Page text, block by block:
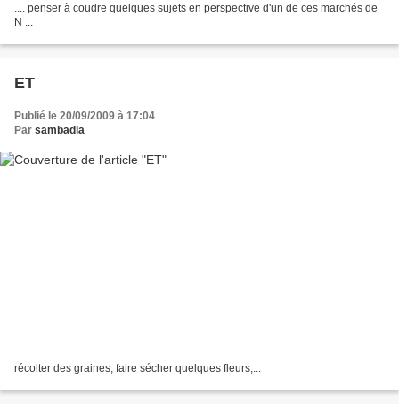
.... penser à coudre quelques sujets en perspective d'un de ces marchés de
N ...
ET
Publié le 20/09/2009 à 17:04
Par sambadia
récolter des graines, faire sécher quelques fleurs,...